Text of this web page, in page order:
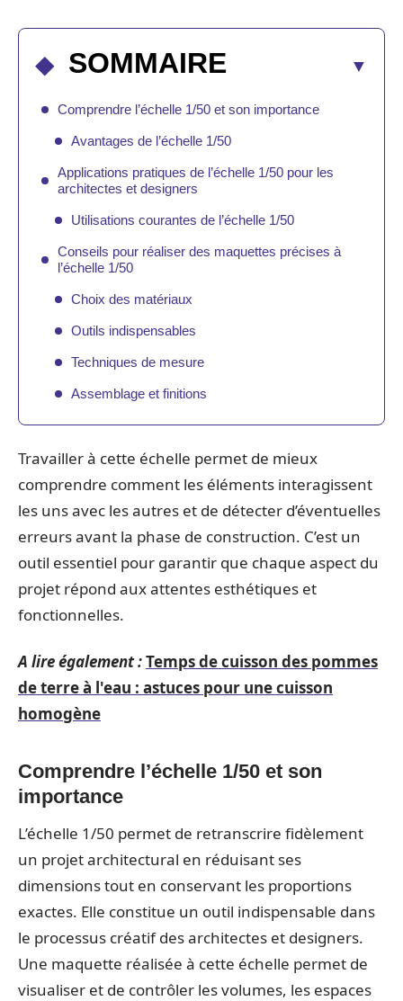
SOMMAIRE
Comprendre l’échelle 1/50 et son importance
Avantages de l’échelle 1/50
Applications pratiques de l’échelle 1/50 pour les
architectes et designers
Utilisations courantes de l’échelle 1/50
Conseils pour réaliser des maquettes précises à
l’échelle 1/50
Choix des matériaux
Outils indispensables
Techniques de mesure
Assemblage et finitions
Travailler à cette échelle permet de mieux
comprendre comment les éléments interagissent
les uns avec les autres et de détecter d’éventuelles
erreurs avant la phase de construction. C’est un
outil essentiel pour garantir que chaque aspect du
projet répond aux attentes esthétiques et
fonctionnelles.
A lire également :Temps de cuisson des pommes
de terre à l'eau : astuces pour une cuisson
homogène
Comprendre l’échelle 1/50 et son
importance
L’échelle 1/50 permet de retranscrire fidèlement
un projet architectural en réduisant ses
dimensions tout en conservant les proportions
exactes. Elle constitue un outil indispensable dans
le processus créatif des architectes et designers.
Une maquette réalisée à cette échelle permet de
visualiser et de contrôler les volumes, les espaces